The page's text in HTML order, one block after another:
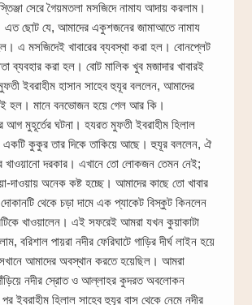
সেরে গৈয়মতলা মসজিদে নামায আদায় করলাম।
এত ছোট যে, আমাদের একুশজনের জামাআতে নামায
এ মসজিদেই খাবারের ব্যবস্থা করা হল। বোনপ্লেট
ব্যবহার করা হল। বোট মালিক খুব মজাদার খাবারই
ইবরাহীম হাসান সাহেব হুযূর বললেন, আমাদের
হল। মানে বনভোজন হয়ে গেল আর কি।
আগ মুহূর্তের ঘটনা। হযরত মুফতী ইবরাহীম হিলাল
একটি কুকুর তার দিকে তাকিয়ে আছে। হুযূর বললেন, ঐ
খাওয়ানো দরকার। এখানে তো লোকজন তেমন নেই;
দাওয়ায় অনেক কষ্ট হচ্ছে। আমাদের কাছে তো খাবার
থেকে চড়া দামে এক প্যাকেট বিস্কুট কিনলেন
খাওয়ালেন। এই সফরেই আমরা যখন কুয়াকাটা
বরিশাল পায়রা নদীর ফেরিঘাটে গাড়ির দীর্ঘ লাইন হয়ে
আমাদের অবস্থান করতে হয়েছিল। আমরা
নদীর স্রোত ও আল্লাহর কুদরত অবলোকন
ইবরাহীম হিলাল সাহেব হুযূর বাস থেকে নেমে নদীর